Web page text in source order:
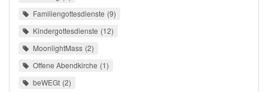
Familiengottesdienste 9
Kindergottesdienste 12
MoonlightMass 2
Offene Abendkirche 1
beWEGt 2